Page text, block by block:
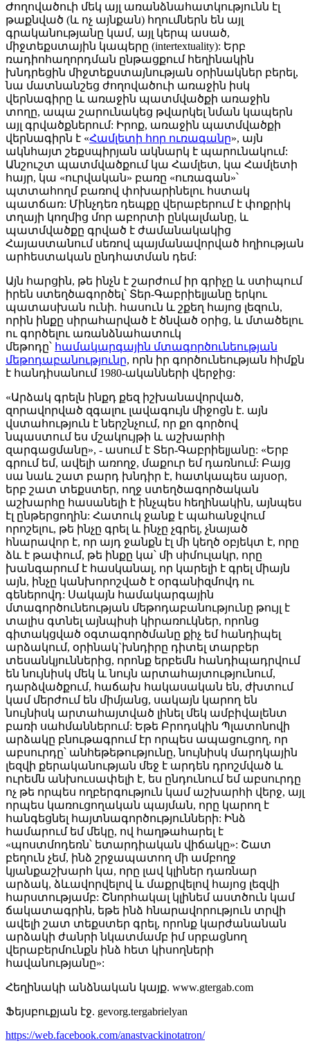
Ժողովածուի մեկ այլ առանձնահատկությունն էլ
թաքնված (և ոչ այնքան) հղումներն են այլ
գրականությանը կամ, այլ կերպ ասած,
միջտեքստային կապերը (intertextuality): Երբ
ռադիոհաղորդման ընթացքում հեղինակին
խնդրեցին միջտեքստայնության օրինակներ բերել,
նա մատնանշեց ժողովածուի առաջին իսկ
վերնագիրը և առաջին պատմվածքի առաջին
տողը, ապա շարունակեց թվարկել նման կապերն
այլ գրվածքներում: Իրոք, առաջին պատմվածքի
վերնագիրն է «Համլետի հոր ուռագանը», այն
ակնհայտ շեքսպիրյան ակնարկ է պարունակում:
Անշուշտ պատմվածքում կա Համլետ, կա Համլետի
հայր, կա «ուրվական» բառը «ուռագան»՝
պտտահողմ բառով փոխարինելու հստակ
պատճառ: Մինչդեռ դեպքը վերաբերում է փոքրիկ
տղայի կողմից մոր աբորտի ընկալմանը, և
պատմվածքը գրված է ժամանակակից
Հայաստանում սեռով պայմանավորված հղիության
արհեստական ընդհատման դեմ:
Այն հարցին, թե ինչն է շարժում իր գրիչը և ստիպում
իրեն ստեղծագործել՝ Տեր-Գաբրիելյանը երկու
պատասխան ունի. հասուն և շքեղ հայոց լեզուն,
որին ինքը սիրահարված է ծնված օրից, և մտածելու
ու գործելու առանձնահատուկ
մեթոդը՝ համակարգային մտագործունեության
մեթոդաբանությունը, որն իր գործունեության հիմքն
է հանդիսանում 1980-ականների վերջից:
«Արձակ գրելն ինքդ քեզ իշխանավորված,
զորավորված զգալու լավագույն միջոցն է. այն
վստահություն է ներշնչում, որ քո գործով
նպաստում ես մշակույթի և աշխարհի
զարգացմանը», - ասում է Տեր-Գաբրիելյանը: «Երբ
գրում եմ, ավելի առողջ, մաքուր եմ դառնում: Բայց
սա նաև շատ բարդ խնդիր է, հատկապես այսօր,
երբ շատ տեքստեր, ողջ ստեղծագործական
աշխարհը հասանելի է ինչպես հեղինակին, այնպես
էլ ընթերցողին: Հատուկ ջանք է պահանջվում
որոշելու, թե ինչը գրել և ինչը չգրել, չնայած
հնարավոր է, որ այդ ջանքն էլ մի կեղծ օբյեկտ է, որը
ձև է թափում, թե ինքը կա՝ մի սիմուլակր, որը
խանգարում է հասկանալ, որ կարելի է գրել միայն
այն, ինչը կանխորոշված է օրգանիզմովդ ու
գեներովդ: Սակայն համակարգային
մտագործունեության մեթոդաբանությունը թույլ է
տալիս գտնել այնպիսի կիրառուկներ, որոնց
գիտակցված օգտագործմանը քիչ եմ հանդիպել
արձակում, օրինակ`խնդիրը դիտել տարբեր
տեսանկյուններից, որոնք երբեմն հանդիպադրվում
են նույնիսկ մեկ և նույն արտահայտությունում,
դարձվածքում, հաճախ հակասական են, ժխտում
կամ մերժում են միմյանց, սակայն կարող են
նույնիսկ արտահայտված լինել մեկ ամբիվալենտ
բառի սահմաններում: Եթե Բրոդսկին Պլատոնովի
արձակը բնութագրում էր որպես ապացուցող, որ
աբսուրդը՝ անհեթեթությունը, նույնիսկ մարդկային
լեզվի քերականության մեջ է արդեն դրոշմված և
ուրեմն անխուսափելի է, ես ընդունում եմ աբսուրդը
ոչ թե որպես ողբերգություն կամ աշխարհի վերջ, այլ
որպես կառուցողական պայման, որը կարող է
հանգեցնել հայտնագործությունների: Ինձ
համարում եմ մեկը, ով հաղթահարել է
«պոստմոդեռն՝ ետարդիական վիճակը»: Շատ
բեղուն չեմ, ինձ շրջապատող մի ամբողջ
կյանքաշխարհ կա, որը լավ կլիներ դառնար
արձակ, ձևավորվելով և մաքրվելով հայոց լեզվի
հարստությամբ: Շնորհակալ կլինեմ աստծուն կամ
ճակատագրին, եթե ինձ հնարավորություն տրվի
ավելի շատ տեքստեր գրել, որոնք կարժանանան
արձակի ժանրի նկատմամբ իմ սրբացնող
վերաբերմունքն ինձ հետ կիսողների
հավանությանը»:
Հեղինակի անձնական կայք. www.gtergab.com
Ֆեյսբուքյան էջ. gevorg.tergabrielyan
https://web.facebook.com/anastvackinotatron/